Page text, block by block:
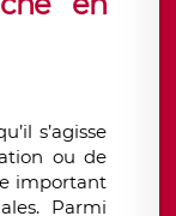
s’agisse
ou de
important
Parmi